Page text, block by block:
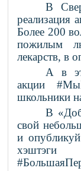
В
реализация
Более 200
пожилым
лекарств, в
А в
акции
школьники
В
свой
и